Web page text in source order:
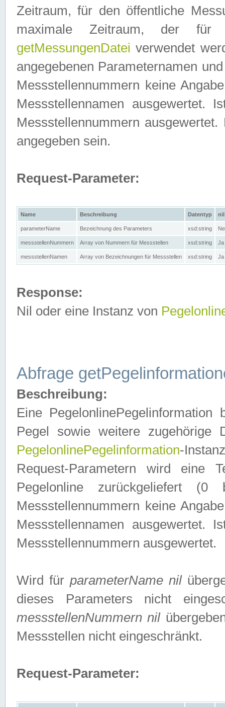
Zeitraum, für den öffentliche
maximale Zeitraum, der
getMessungenDatei verwendet
angegebenen Parameternamen
Messstellennummern keine
Messstellennamen ausgewertet.
Messstellennummern
angegeben sein.
Request-Parameter:
Name Beschreibung Datentyp nil
parameterName Bezeichnung des Parameters xsd:string
messstellenNummern Array von Nummern für Messstellen xsd:string Ja
messstellenNamen Array von Bezeichnungen für Messstellen xsd:string Ja
Response:
Nil oder eine Instanz von
Abfrage
Beschreibung:
Eine
Pegel sowie weitere zugehörige
PegelonlinePegelinformation-
Request-Parametern wird eine
Pegelonline zurückgeliefert
Messstellennummern keine
Messstellennamen ausgewertet.
Messstellennummern ausgewertet.
Wird fürparameterName nil
dieses Parameters nicht
messstellenNummern nil
Messstellen nicht eingeschränkt.
Request-Parameter: